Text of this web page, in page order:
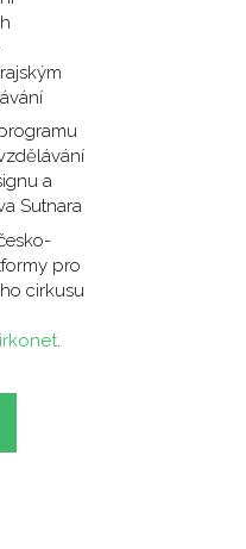
a
Sutnara
pro
cirkusu
.